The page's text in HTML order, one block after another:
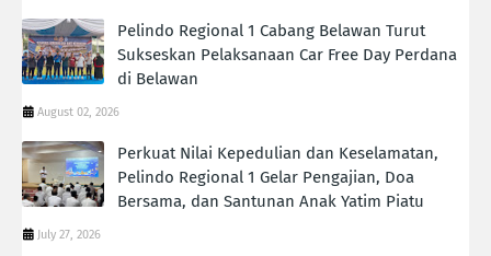
Pelindo Regional 1 Cabang Belawan Turut
Sukseskan Pelaksanaan Car Free Day Perdana
di Belawan
August 02, 2026
Perkuat Nilai Kepedulian dan Keselamatan,
Pelindo Regional 1 Gelar Pengajian, Doa
Bersama, dan Santunan Anak Yatim Piatu
July 27, 2026